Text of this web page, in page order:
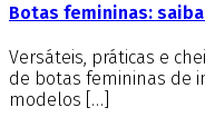
Botas femininas:
Versáteis, práticas e
de botas femininas de
modelos […]